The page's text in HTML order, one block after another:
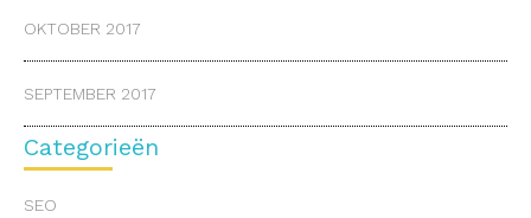
OKTOBER 2017
SEPTEMBER 2017
Categorieën
SEO